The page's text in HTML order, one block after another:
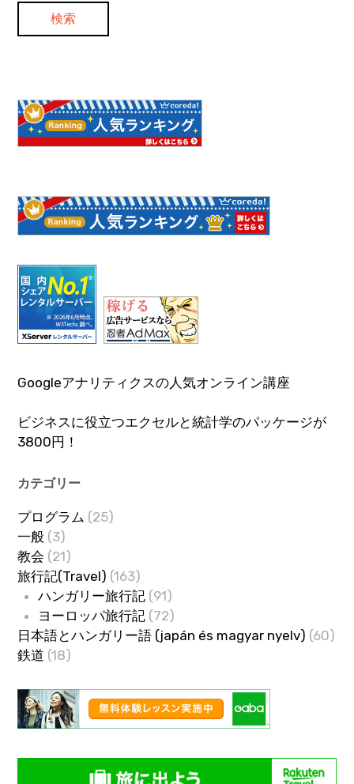
Googleアナリティクスの人気オンライン講座
ビジネスに役立つエクセルと統計学のパッケージが
3800円！
カテゴリー
プログラム (25)
一般 (3)
教会 (21)
旅行記(Travel) (163)
ハンガリー旅行記(91)
ヨーロッパ旅行記(72)
日本語とハンガリー語 (japán és magyar nyelv) (60)
鉄道 (18)